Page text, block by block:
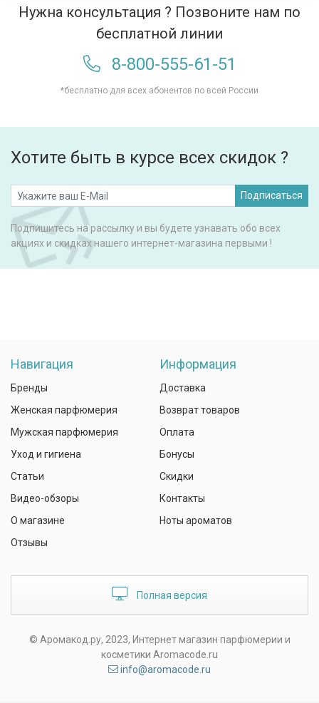
Нужна консультация ? Позвоните нам по
бесплатной линии
8-800-555-61-51
*бесплатно для всех абонентов по всей России
Хотите быть в курсе всех скидок ?
Подписаться
Подпишитесь на рассылку и вы будете узнавать обо всех
акциях и скидках нашего интернет-магазина первыми !
Навигация
Бренды
Женская парфюмерия
Мужская парфюмерия
Уход и гигиена
Статьи
Видео-обзоры
О магазине
Отзывы
Информация
Доставка
Возврат товаров
Оплата
Бонусы
Скидки
Контакты
Ноты ароматов
Полная версия
© Аромакод.ру, 2023, Интернет магазин парфюмерии и
косметики Aromacode.ru
info@aromacode.ru